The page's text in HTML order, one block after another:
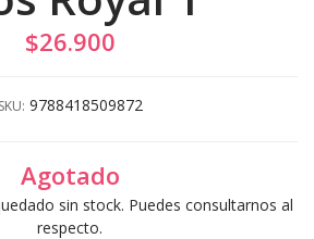
$26.900
SKU: 9788418509872
Agotado
sin stock. Puedes consultarnos al
respecto.